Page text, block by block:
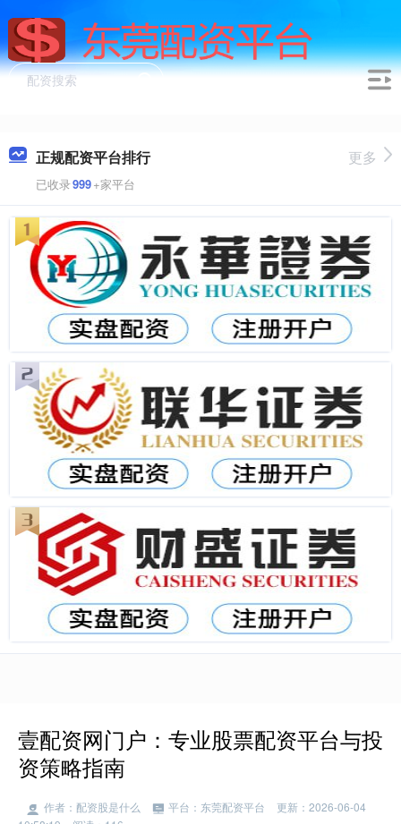
正规配资平台排行
已收录999+家平台
更多
壹配资网门户：专业股票配资平台与投
资策略指南
作者：配资股是什么 平台：东莞配资平台
更新：2026-06-04